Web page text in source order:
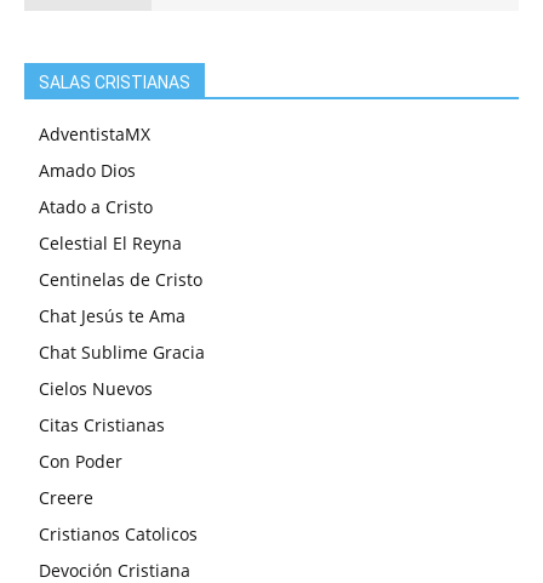
SALAS CRISTIANAS
AdventistaMX
Amado Dios
Atado a Cristo
Celestial El Reyna
Centinelas de Cristo
Chat Jesús te Ama
Chat Sublime Gracia
Cielos Nuevos
Citas Cristianas
Con Poder
Creere
Cristianos Catolicos
Devoción Cristiana